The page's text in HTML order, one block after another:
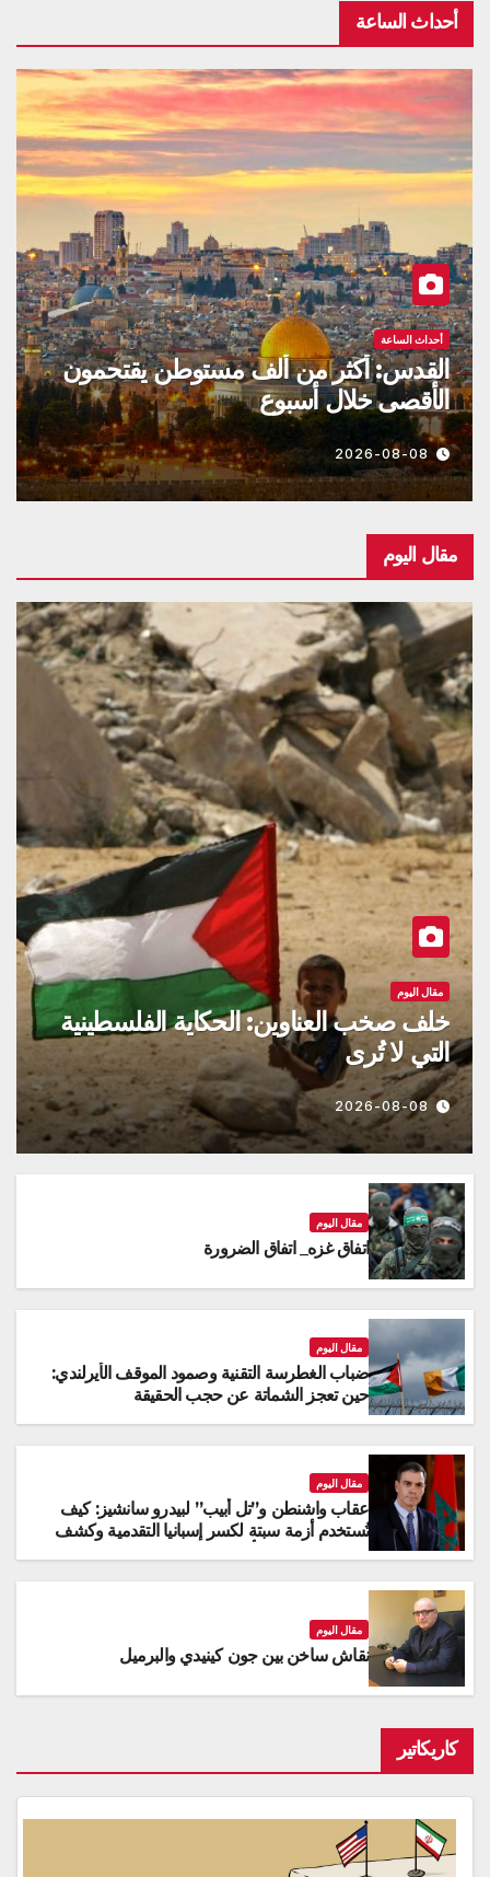
أحداث الساعة
أحداث الساعة
شهيدان و6 إصابات في غزة خلال 48
ساعة
2026-08-08
مقال اليوم
مقال اليوم
خلف صخب العناوين: الحكاية الفلسطينية
التي لا تُرى
2026-08-08
مقال اليوم
اتفاق غزه_ اتفاق الضرورة
مقال اليوم
ضباب الغطرسة التقنية وصمود الموقف الأيرلندي:
حين تعجز الشماتة عن حجب الحقيقة
مقال اليوم
عقاب واشنطن و”تل أبيب” لبيدرو سانشيز: كيف
تُستخدم أزمة سبتة لكسر إسبانيا التقدمية وكشف
مقال اليوم
نقاش ساخن بين جون كينيدي والبرميل
كاريكاتير